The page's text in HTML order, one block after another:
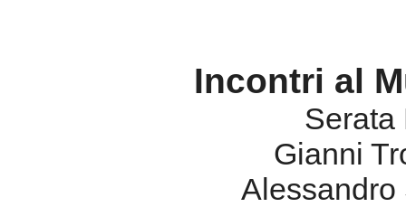
Incontri al
Serata
Gianni
Alessandro